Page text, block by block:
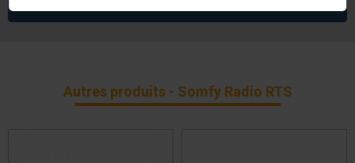
Ø 60
Type de moteurs Somfy Radio RTS pour stores extérieurs
Autres produits - Somfy Radio RTS